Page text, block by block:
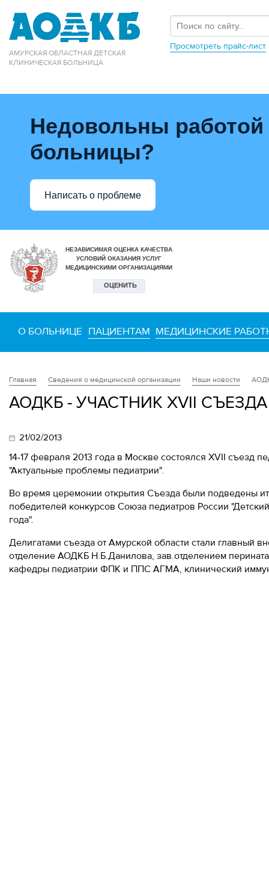
АМУРСКАЯ ОБЛАСТНАЯ ДЕТСКАЯ
КЛИНИЧЕСКАЯ БОЛЬНИЦА
Просмотреть прайс-лист
Недовольны работой
больницы?
Написать о проблеме
О БОЛЬНИЦЕ ПАЦИЕНТАМ МЕДИЦИНСКИЕ
Главная Сведения о медицинской организации Наши новости
АОДКБ - УЧАСТНИК XVII
21/02/2013
14-17 февраля 2013 года в Москве состоялся XVII съезд
"Актуальные проблемы педиатрии".
Во время церемонии открытия Съезда были подведены
победителей конкурсов Союза педиатров России
года".
Делигатами съезда от Амурской области стали главный
отделение АОДКБ Н.Б.Данилова, зав.отделением
кафедры педиатрии ФПК и ППС АГМА, клинический